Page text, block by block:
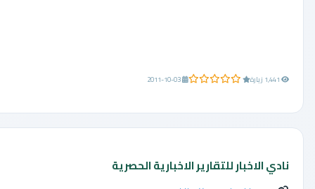
0.0 من 5 نجوم 2011-10-03
نادي الاخبار للتقارير الاخبارية الحصرية